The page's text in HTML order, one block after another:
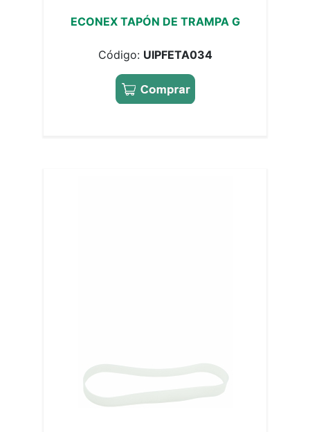
ECONEX TAPÓN DE TRAMPA G
Código: UIPFETA034